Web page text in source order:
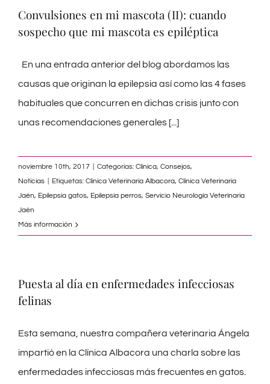
Convulsiones en mi mascota (II): cuando
sospecho que mi mascota es epiléptica
En una entrada anterior del blog abordamos las
causas que originan la epilepsia así como las 4 fases
habituales que concurren en dichas crisis junto con
unas recomendaciones generales [...]
noviembre 10th, 2017 Categorías: Clínica, Consejos,
Noticias
Etiquetas: Clinica Veterinaria Albacora, Clínica Veterinaria
Jaén, Epilepsia gatos, Epilepsia perros, Servicio Neurología Veterinaria
Jaén
Más información
Puesta al día en enfermedades infecciosas
felinas
Esta semana, nuestra compañera veterinaria Ángela
impartió en la Clínica Albacora una charla sobre las
enfermedades infecciosas más frecuentes en gatos.